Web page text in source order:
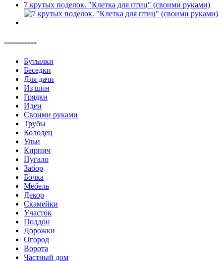
7 крутых поделок. "Клетка для птиц" (своими руками)
-----------
Бутылки
Беседки
Для дачи
Из шин
Грядки
Идеи
Своими руками
Трубы
Колодец
Ульи
Кирпич
Пугало
Забор
Бочка
Мебель
Декор
Скамейки
Участок
Поддон
Дорожки
Огород
Ворота
Частный дом